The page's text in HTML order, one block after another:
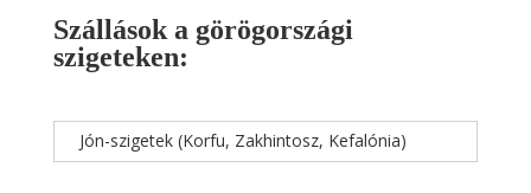
Szállások a görögországi
szigeteken:
Jón-szigetek (Korfu, Zakhintosz, Kefalónia)